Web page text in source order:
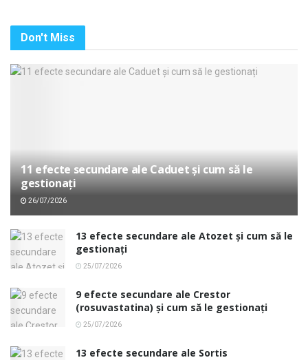
Don't Miss
11 efecte secundare ale Caduet și cum să le
gestionați
26/07/2026
13 efecte secundare ale Atozet și cum să le
gestionați
25/07/2026
9 efecte secundare ale Crestor
(rosuvastatina) și cum să le gestionați
25/07/2026
13 efecte secundare ale Sortis